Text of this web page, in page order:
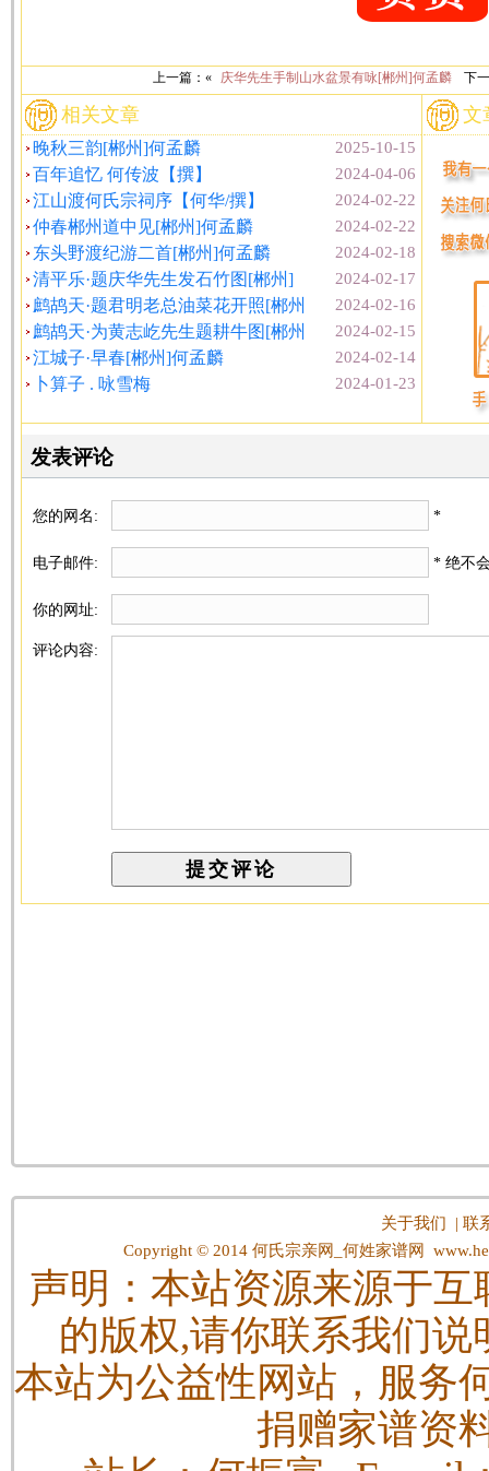
上一篇：« 庆华先生手制山水盆景有咏[郴州]何孟麟 下
相关文章
2025-10-15
晚秋三韵[郴州]何孟麟
2024-04-06
百年追忆 何传波【撰】
2024-02-22
江山渡何氏宗祠序【何华/撰】
2024-02-22
仲春郴州道中见[郴州]何孟麟
2024-02-18
东头野渡纪游二首[郴州]何孟麟
2024-02-17
清平乐·题庆华先生发石竹图[郴州]
2024-02-16
鹧鸪天·题君明老总油菜花开照[郴州
2024-02-15
鹧鸪天·为黄志屹先生题耕牛图[郴州
2024-02-14
江城子·早春[郴州]何孟麟
2024-01-23
卜算子 . 咏雪梅
文
发表评论
您的网名: *
电子邮件: * 绝不
你的网址:
评论内容:
关于我们 |联
Copyright © 2014 何氏宗亲网_何姓家谱网
声明：本站资源来源于
的版权,请你联系我们
本站为公益性网站，服务
捐赠家谱资